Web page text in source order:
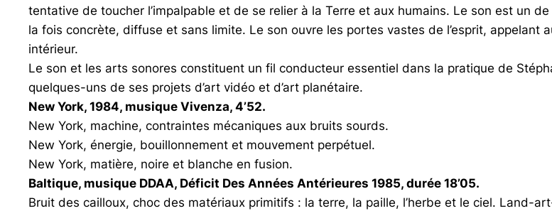
tentative de toucher l’impalpable et de se relier à la Terre et aux humains. Le son est un
la fois concrète, diffuse et sans limite. Le son ouvre les portes vastes de l’esprit, appelant
intérieur.
Le son et les arts sonores constituent un fil conducteur essentiel dans la pratique de
quelques-uns de ses projets d’art vidéo et d’art planétaire.
New York, 1984, musique Vivenza, 4’52.
New York, machine, contraintes mécaniques aux bruits sourds.
New York, énergie, bouillonnement et mouvement perpétuel.
New York, matière, noire et blanche en fusion.
Baltique, musique DDAA, Déficit Des Années Antérieures 1985, durée 18’05.
Bruit des cailloux, choc des matériaux primitifs : la terre, la paille, l’herbe et le ciel. Land-